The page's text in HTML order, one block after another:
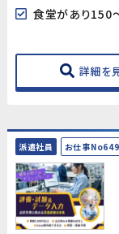
食堂があり150
詳細を
派遣社員 お仕事